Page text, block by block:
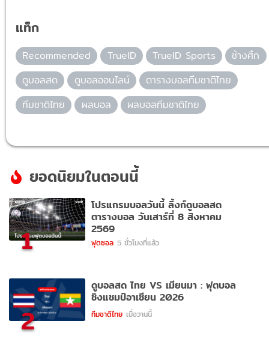
แท็ก
Recommended TrueID TrueID Sports
ช้างศึก
ดูบอลสด
ดูบอลออนไลน์
ตารางบอลทีมชาติไทย
ทีมชาติไทย
ผลบอล ผลบอลทีมชาติไทย
ยอดนิยมในตอนนี้
1
โปรแกรมบอลวันนี้ ลิ้งก์ดูบอลสด
ตารางบอล วันเสาร์ที่ 8 สิงหาคม
2569
ฟุตซอล 5 ชั่วโมงที่แล้ว
2
ดูบอลสด ไทย VS เมียนมา : ฟุตบอล
ชิงแชมป์อาเซียน 2026
ทีมชาติไทย เมื่อวานนี้